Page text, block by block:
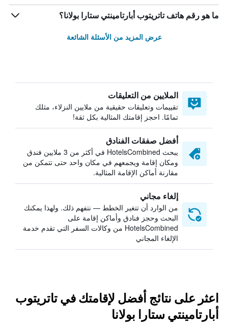
ما هو رقم هاتف تاتريتوب أبارتامينتي ستارا بولانا؟
عرض المزيد من الأسئلة الشائعة
الملايين من التعليقات
تقييمات وتعليقات حقيقية من ملايين النزلاء، مثلك
تمامًا. احجز إقامتك المثالية بكل ثقة!
أفضل صفقات الفنادق
يبحث HotelsCombined في أكثر من 3 ملايين فندق
ومكان إقامة ويجمعهم في مكان واحد حتى تتمكن من
مقارنة أماكن الإقامة المثالية.
إلغاء مجاني
من الوارد أن تتغير الخطط — نتفهم ذلك. ولهذا يمكنك
البحث وحجز فنادق وأماكن إقامة على
HotelsCombined من وكالات السفر التي تقدم خدمة
الإلغاء المجاني
اعثر على نتائج أفضل لإقامتك في تاتريتوب
أبارتامينتي ستارا بولانا